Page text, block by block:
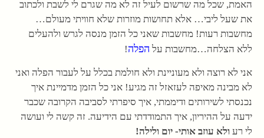
האמת, שכל מה שרשום לעיל זה לא מה שגרם לי לשבת ולכתוב
את שעל ליבי… אלא תחושות מוזרות שלא חוויתי מעולם…
מחשבות רעות! מחשבות שאני כל הזמן מנסה לגרש ולהעלים
ללא הצלחה…מחשבות על הפלה!
אני לא רוצה ולא מעוניינת ולא חולמת בכלל על לעבור הפלה ואני
לא מבינה מאיפה לעזאזל זה מגיע! אני כל הזמן מדמיינת איך
נכנסתי לשירותים ודיממתי, איך סיפרתי לסביבה הקרובה שכבר
ידעה על ההיריון, איך התמודדתי עם הידיעה. זה קשה לי ועושה
לי רע ולא עוזב אותי- יום ולילה!